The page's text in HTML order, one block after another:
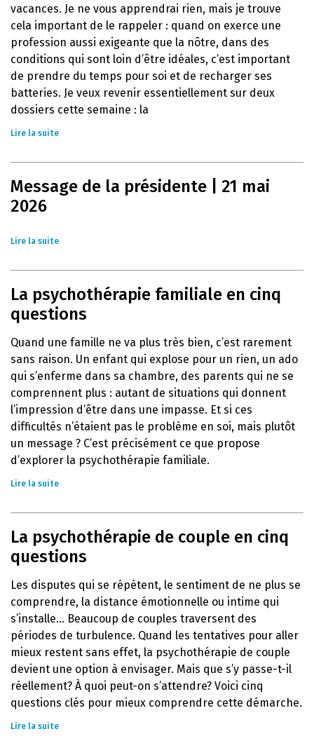
vacances. Je ne vous apprendrai rien, mais je trouve
cela important de le rappeler : quand on exerce une
profession aussi exigeante que la nôtre, dans des
conditions qui sont loin d’être idéales, c’est important
de prendre du temps pour soi et de recharger ses
batteries. Je veux revenir essentiellement sur deux
dossiers cette semaine : la
Lire la suite
Message de la présidente | 21 mai
2026
Lire la suite
La psychothérapie familiale en cinq
questions
Quand une famille ne va plus très bien, c’est rarement
sans raison. Un enfant qui explose pour un rien, un ado
qui s’enferme dans sa chambre, des parents qui ne se
comprennent plus : autant de situations qui donnent
l’impression d’être dans une impasse. Et si ces
difficultés n’étaient pas le problème en soi, mais plutôt
un message ? C’est précisément ce que propose
d’explorer la psychothérapie familiale.
Lire la suite
La psychothérapie de couple en cinq
questions
Les disputes qui se répètent, le sentiment de ne plus se
comprendre, la distance émotionnelle ou intime qui
s’installe… Beaucoup de couples traversent des
périodes de turbulence. Quand les tentatives pour aller
mieux restent sans effet, la psychothérapie de couple
devient une option à envisager. Mais que s’y passe-t-il
réellement? À quoi peut-on s’attendre? Voici cinq
questions clés pour mieux comprendre cette démarche.
Lire la suite